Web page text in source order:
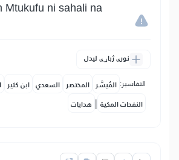
Mtukufu ni sahali na
نورې ژباړې لیدل
التفاسير: المُيسَّر المختصر السعدي ابن كثير
النفحات المكية | هدايات